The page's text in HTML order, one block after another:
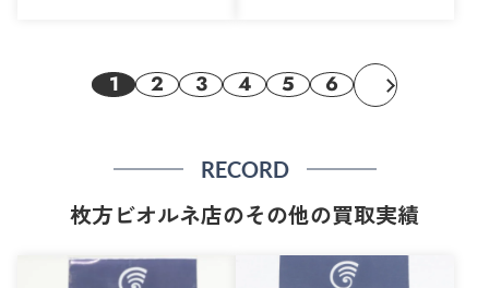
1 2 3 4 5 6
RECORD
枚方ビオルネ店のその他の買取実績